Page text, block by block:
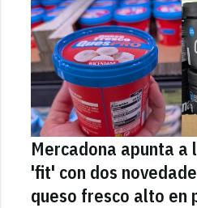
Mercadona apunta a
'fit' con dos
queso fresco alto en